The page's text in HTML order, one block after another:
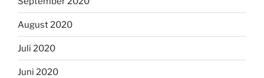
August 2020
Juli 2020
Juni 2020